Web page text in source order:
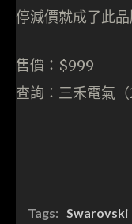
停減價就成了此
售價：$999
查詢：三禾電氣（
Tags: Swarovski